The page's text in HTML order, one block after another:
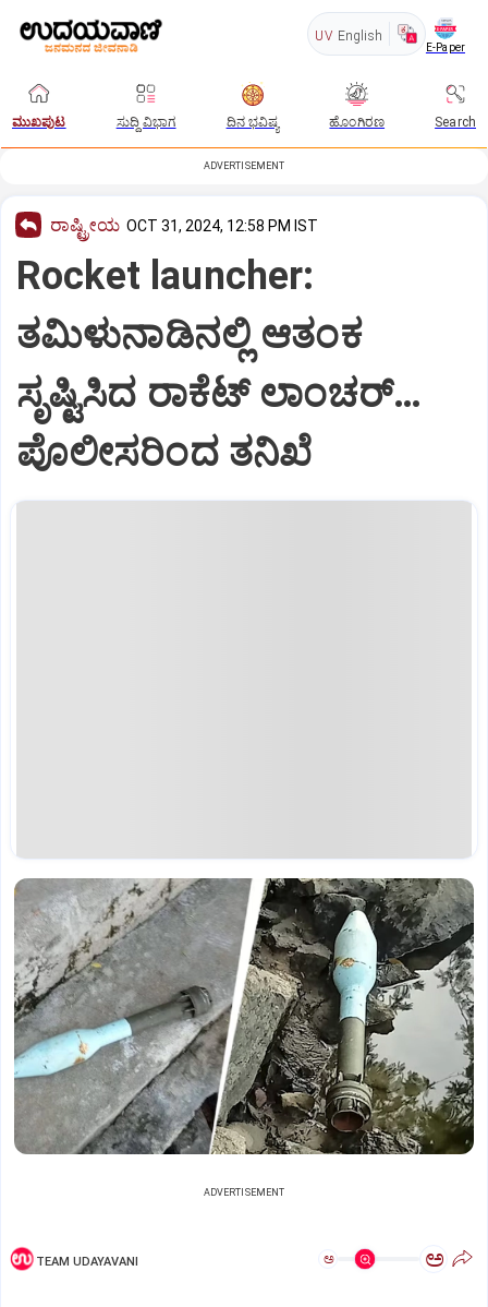
UV English
E-Paper
ಮುಖಪುಟ ಸುದ್ದಿ ವಿಭಾಗ ದಿನ ಭವಿಷ್ಯ ಹೊಂಗಿರಣ Search
ADVERTISEMENT
ರಾಷ್ಟ್ರೀಯ OCT 31, 2024, 12:58 PM IST
Rocket launcher:
ತಮಿಳುನಾಡಿನಲ್ಲಿ ಆತಂಕ
ಸೃಷ್ಟಿಸಿದ ರಾಕೆಟ್ ಲಾಂಚರ್…
ಪೊಲೀಸರಿಂದ ತನಿಖೆ
ADVERTISEMENT
TEAM UDAYAVANI ಅ ಅ